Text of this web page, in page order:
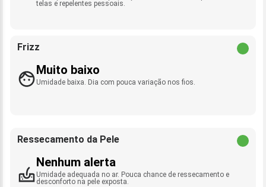
telas e repelentes pessoais.
Frizz
Muito baixo
Umidade baixa. Dia com pouca variação nos fios.
Ressecamento da Pele
Nenhum alerta
Umidade adequada no ar. Pouca chance de ressecamento e
desconforto na pele exposta.